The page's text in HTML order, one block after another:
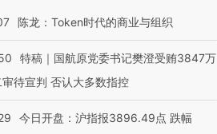
有意思的生活方式·第三对
陈龙：Token时代的商业与组织
特稿｜国航原党委书记樊澄受贿3847万
审待宣判 否认大多数指控
今日开盘：沪指报3896.49点 跌幅